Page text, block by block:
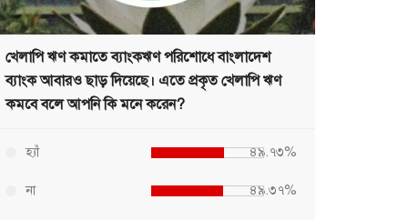
খেলাপি ঋণ কমাতে ব্যাংকঋণ পরিশোধে বাংলাদেশ
ব্যাংক আবারও ছাড় দিয়েছে। এতে প্রকৃত খেলাপি ঋণ
কমবে বলে আপনি কি মনে করেন?
হ্যাঁ ৪৯.৭৩%
না ৪৯.৩৭%